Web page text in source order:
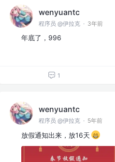
wenyuantc
程序员 @伊拉克 · 3年前
年底了，996
1
wenyuantc
程序员 @伊拉克 · 5年前
放假通知出来，放16天